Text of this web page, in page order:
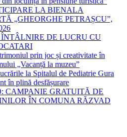
LA BIENALA
„GHEORGHE PETRAȘCU”,
DE LUCRU CU
prin joc și creativitate în
„Vacanță la muzeu”
la Spitalul de Pediatrie Gura
în plină desfășurare
CAMPANIE GRATUITĂ DE
ÎN COMUNA RĂZVAD